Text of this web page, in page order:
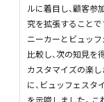
ルに着目し、顧客参
究を拡張すること
ニーカーとビュッ
比較し、次の知見を
カスタマイズの楽
に、ビュッフェス